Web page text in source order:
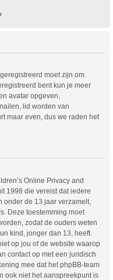
moet zijn om
bent kun je meer
avatar opgeven,
lid worden van
maar even, dus we raden het
Online Privacy and
1998 die vereist dat iedere
de 13 jaar verzamelt,
Deze toestemming moet
zodat de ouders weten
kind, jonger dan 13, heeft.
op jou of de website waarop
contact op met een juridisch
mee dat het phpBB-team
ook niet het aanspreekpunt is